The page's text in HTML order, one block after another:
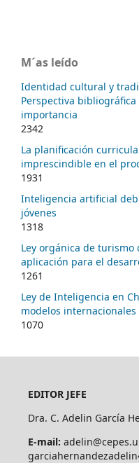
M´as leído
Identidad cultural y
Perspectiva
importancia
2342
La planificación
imprescindible en el
1931
Inteligencia artificial
jóvenes
1318
Ley orgánica de turismo
aplicación para el
1261
Ley de Inteligencia en
modelos internacionales
1070
EDITOR JEFE
Dra. C. Adelin García
E-mail: